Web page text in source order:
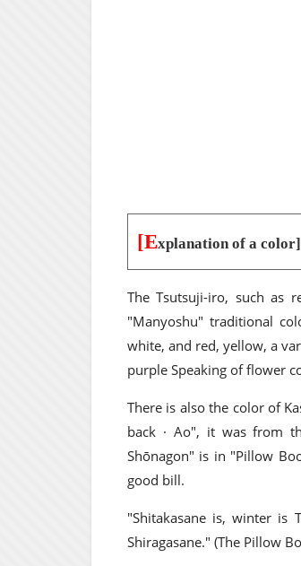
[Explanation of a color]
The Tsutsuji-iro, such as
"Manyoshu" traditional
white, and red, yellow, a
purple Speaking of flower
There is also the color of
back · Ao", it was from
Shōnagon" is in "Pillow
good bill.
"Shitakasane is, winter is
Shiragasane." (The Pillow